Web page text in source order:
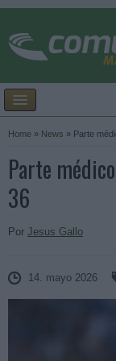
Home » News » Parte
Parte
36
Por Jesus Gallo
14. mayo 2026